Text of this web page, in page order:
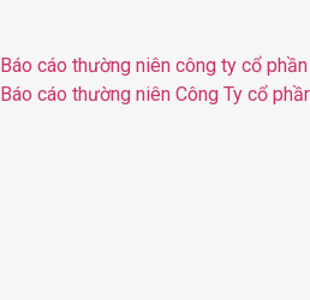
Báo cáo thường niên công ty cổ
Báo cáo thường niên Công Ty cổ